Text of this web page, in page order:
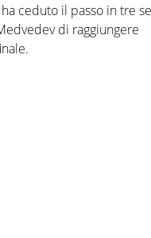
ceduto il passo in tre
di raggiungere